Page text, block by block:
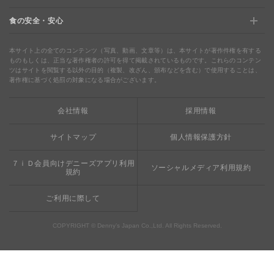
最新情報をチェック
夏のデニーズめぐり
ウェルネス
完全メシ
地域の使える商品券&子育て支援サービス
ブルーシーフード
ドリンクバー1杯お持ち帰り
デニャーズ
わくわくファイル
デニャーズまんが
食の安全・安心
食の安全・安心
食の安全・安心への取り組み
本サイト上の全てのコンテンツ（写真、動画、文章等）は、本サイトが著作件権を有する
ものもしくは、正当な著作権者の許可を得て掲載されているものです。これらのコンテン
ツはサイトを閲覧する以外の目的（複製、改ざん、頒布などを含む）で使用することは、
著作権に基づく処罰の対象になる場合がございます。
会社情報 採用情報
サイトマップ 個人情報保護方針
７ｉＤ会員向けデニーズアプリ利用
規約
ソーシャルメディア利用規約
ご利用に際して
COPYRIGHT © Denny’s Japan Co.,Ltd. All Rights Reserved.